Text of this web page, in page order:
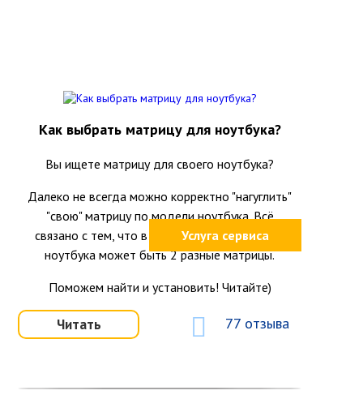
Услуга сервиса
Как выбрать матрицу для ноутбука?
Вы ищете матрицу для своего ноутбука?
Далеко не всегда можно корректно "нагуглить"
"свою" матрицу по модели ноутбука. Всё
связано с тем, что в одной и той же модели
ноутбука может быть 2 разные матрицы.
Поможем найти и установить! Читайте)
Читать 77 отзыва